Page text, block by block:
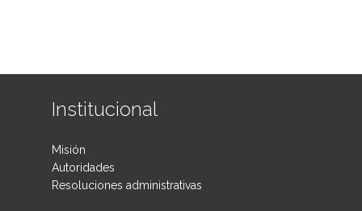
Institucional
Misión
Autoridades
Resoluciones administrativas